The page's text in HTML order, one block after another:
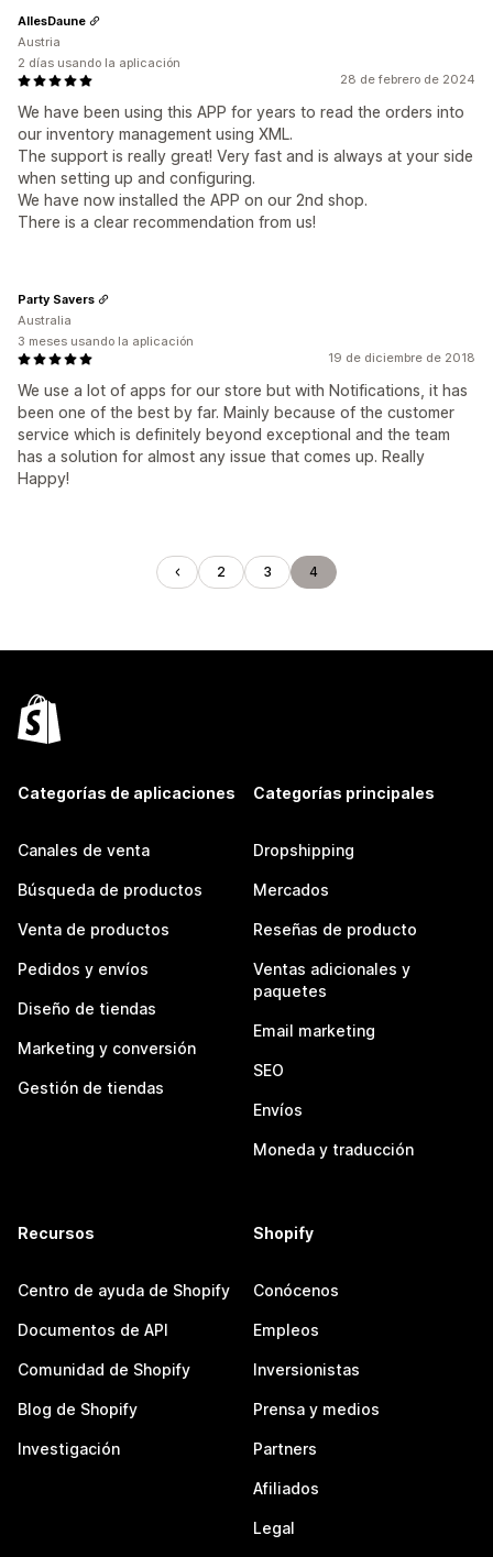
28 de febrero de 2024
We have been using this APP for years to read the orders into
our inventory management using XML.
The support is really great! Very fast and is always at your side
when setting up and configuring.
We have now installed the APP on our 2nd shop.
There is a clear recommendation from us!
AllesDaune
Austria
2 días usando la aplicación
19 de diciembre de 2018
We use a lot of apps for our store but with Notifications, it has
been one of the best by far. Mainly because of the customer
service which is definitely beyond exceptional and the team
has a solution for almost any issue that comes up. Really
Happy!
Party Savers
Australia
3 meses usando la aplicación
2 3 4
Categorías de aplicaciones
Canales de venta
Búsqueda de productos
Venta de productos
Pedidos y envíos
Diseño de tiendas
Marketing y conversión
Gestión de tiendas
Categorías principales
Dropshipping
Mercados
Reseñas de producto
Ventas adicionales y
paquetes
Email marketing
SEO
Envíos
Moneda y traducción
Recursos
Centro de ayuda de Shopify
Documentos de API
Comunidad de Shopify
Blog de Shopify
Investigación
Shopify
Conócenos
Empleos
Inversionistas
Prensa y medios
Partners
Afiliados
Legal